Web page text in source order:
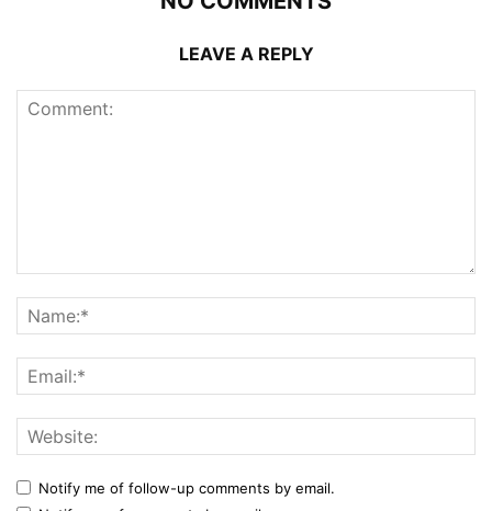
LEAVE A REPLY
Notify me of follow-up comments by email.